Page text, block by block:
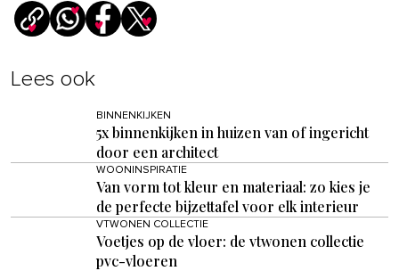
Lees ook
BINNENKIJKEN
5x binnenkijken in huizen van of ingericht
door een architect
WOONINSPIRATIE
Van vorm tot kleur en materiaal: zo kies je
de perfecte bijzettafel voor elk interieur
VTWONEN COLLECTIE
Voetjes op de vloer: de vtwonen collectie
pvc-vloeren